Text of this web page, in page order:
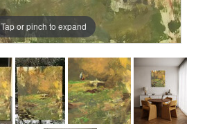
Tap or pinch to expand